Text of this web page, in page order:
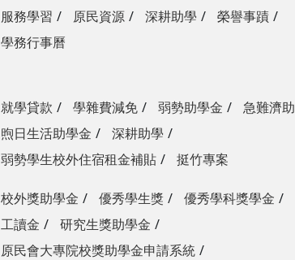
服務學習
原民資源 深耕助學
榮譽事蹟
學務行事曆
就學貸款 學雜費減免 弱勢助學金
急難濟助
煦日生活助學金
深耕助學
弱勢學生校外住宿租金補貼
挺竹專案
校外獎助學金 優秀學生獎
優秀學科獎學金
工讀金
研究生獎助學金
原民會大專院校獎助學金申請系統